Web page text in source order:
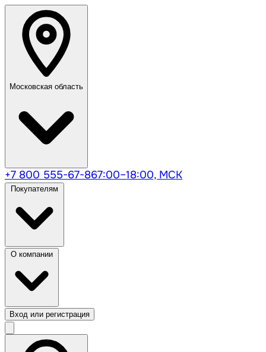
Московская область
+7 800 555-67-867:00–18:00, МСК
Вход или регистрация